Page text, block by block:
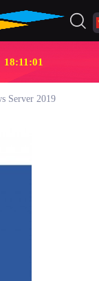
18:11:00
Server 2019